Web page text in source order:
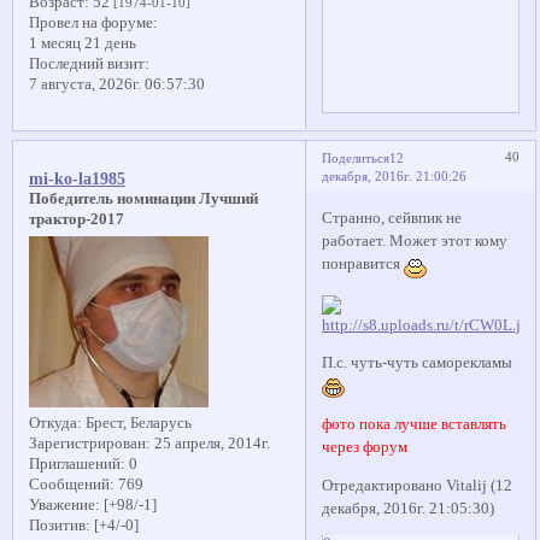
Провел на форуме:
1 месяц 21 день
Последний визит:
7 августа, 2026г. 06:57:30
Поделиться 40
12
декабря, 2016г. 21:00:26
mi-ko-la1985
Победитель номинации Лучший
трактор-2017
Откуда: Брест, Беларусь
Зарегистрирован: 25 апреля, 2014г.
Приглашений: 0
Сообщений: 769
Уважение: [+98/-1]
Позитив: [+4/-0]
Странно, сейвпик не
работает. Может этот кому
понравится
П.с. чуть-чуть саморекламы
фото пока лучше вставлять
через форум
Отредактировано Vitalij (12
декабря, 2016г. 21:05:30)